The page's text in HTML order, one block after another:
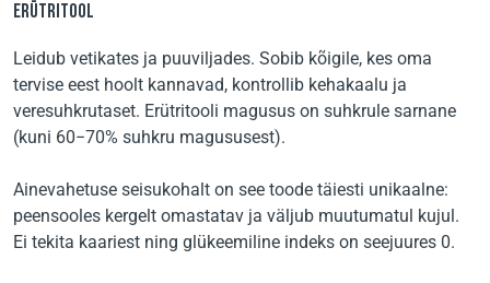
ERÜTRITOOL
Leidub vetikates ja puuviljades. Sobib kõigile, kes oma
tervise eest hoolt kannavad, kontrollib kehakaalu ja
veresuhkrutaset. Erütritooli magusus on suhkrule sarnane
(kuni 60−70% suhkru magususest).
Ainevahetuse seisukohalt on see toode täiesti unikaalne:
peensooles kergelt omastatav ja väljub muutumatul kujul.
Ei tekita kaariest ning glükeemiline indeks on seejuures 0.